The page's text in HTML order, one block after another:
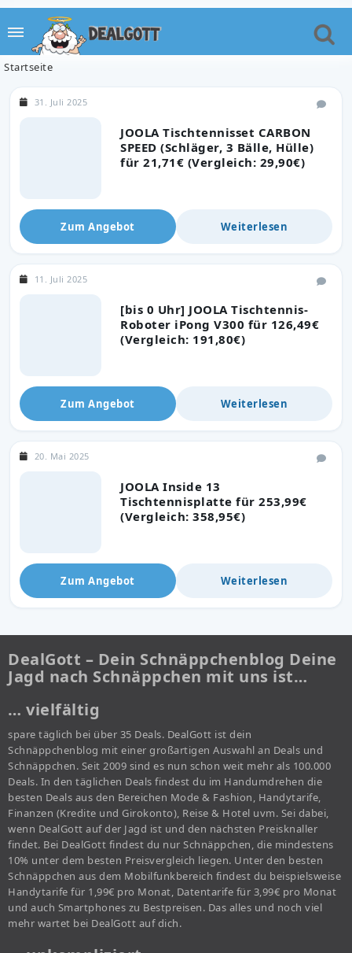
Startseite
JOOLA Tischtennisset CARBON
SPEED (Schläger, 3 Bälle, Hülle)
für 21,71€ (Vergleich: 29,90€)
31. Juli 2025
Zum Angebot Weiterlesen
[bis 0 Uhr] JOOLA Tischtennis-
Roboter iPong V300 für 126,49€
(Vergleich: 191,80€)
11. Juli 2025
Zum Angebot Weiterlesen
JOOLA Inside 13
Tischtennisplatte für 253,99€
(Vergleich: 358,95€)
20. Mai 2025
Zum Angebot Weiterlesen
DealGott – Dein Schnäppchenblog Deine
Jagd nach Schnäppchen mit uns ist…
… vielfältig
spare täglich bei über 35 Deals. DealGott ist dein
Schnäppchenblog mit einer großartigen Auswahl an Deals und
Schnäppchen. Seit 2009 sind es nun schon weit mehr als 100.000
Deals. In den täglichen Deals findest du im Handumdrehen die
besten Deals aus den Bereichen Mode & Fashion, Handytarife,
Finanzen (Kredite und Girokonto), Reise & Hotel uvm. Sei dabei,
wenn DealGott auf der Jagd ist und den nächsten Preisknaller
findet. Bei DealGott findest du nur Schnäppchen, die mindestens
10% unter dem besten Preisvergleich liegen. Unter den besten
Schnäppchen aus dem Mobilfunkbereich findest du beispielsweise
Handytarife für 1,99€ pro Monat, Datentarife für 3,99€ pro Monat
und auch Smartphones zu Bestpreisen. Das alles und noch viel
mehr wartet bei DealGott auf dich.